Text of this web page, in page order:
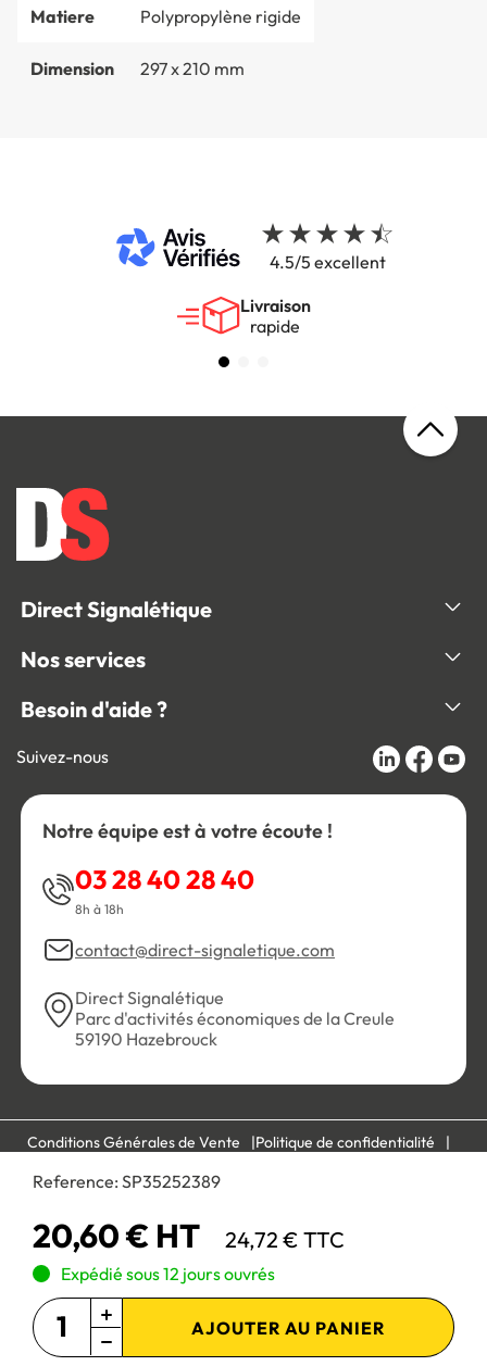
Reference: SP35252389
20,60 € HT 24,72 € TTC
Expédié sous 12 jours ouvrés
AJOUTER AU PANIER
Matiere Polypropylène rigide
Dimension 297 x 210 mm
4.5/5 excellent
Livraison
rapide
Direct Signalétique
Nos services
Besoin d'aide ?
Suivez-nous
Notre équipe est à votre écoute !
03 28 40 28 40
8h à 18h
contact@direct-signaletique.com
Direct Signalétique
Parc d'activités économiques de la Creule
59190 Hazebrouck
Conditions Générales de Vente
Politique de confidentialité
Mentions légales
Paiement 100% sécurisé :
Site réservé aux professionnels